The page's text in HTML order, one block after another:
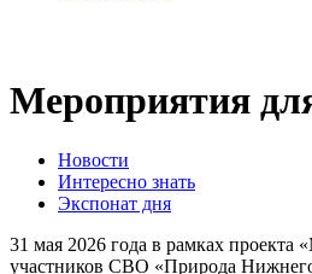
Мероприятия
Новости
Интересно знать
Экспонат дня
31 мая 2026 года в рамках проекта
участников СВО «Природа